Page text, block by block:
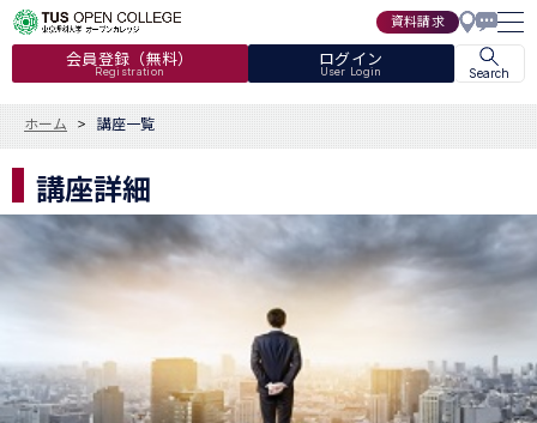
資料請求
会員登録（無料）
Registration
ログイン
User Login Search
ホーム 講座一覧
講座詳細